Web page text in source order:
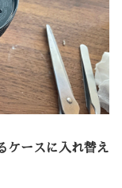
ケースに入れ替え